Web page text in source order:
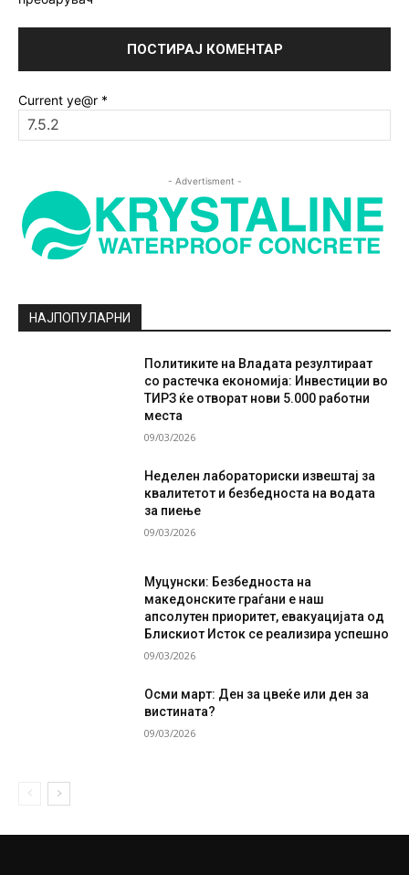
Current ye@r *
- Advertisment -
НАЈПОПУЛАРНИ
Политиките на Владата резултираат
со растечка економија: Инвестиции во
ТИРЗ ќе отворат нови 5.000 работни
места
09/03/2026
Неделен лабораториски извештај за
квалитетот и безбедноста на водата
за пиење
09/03/2026
Муцунски: Безбедноста на
македонските граѓани е наш
апсолутен приоритет, евакуацијата од
Блискиот Исток се реализира успешно
09/03/2026
Осми март: Ден за цвеќе или ден за
вистината?
09/03/2026